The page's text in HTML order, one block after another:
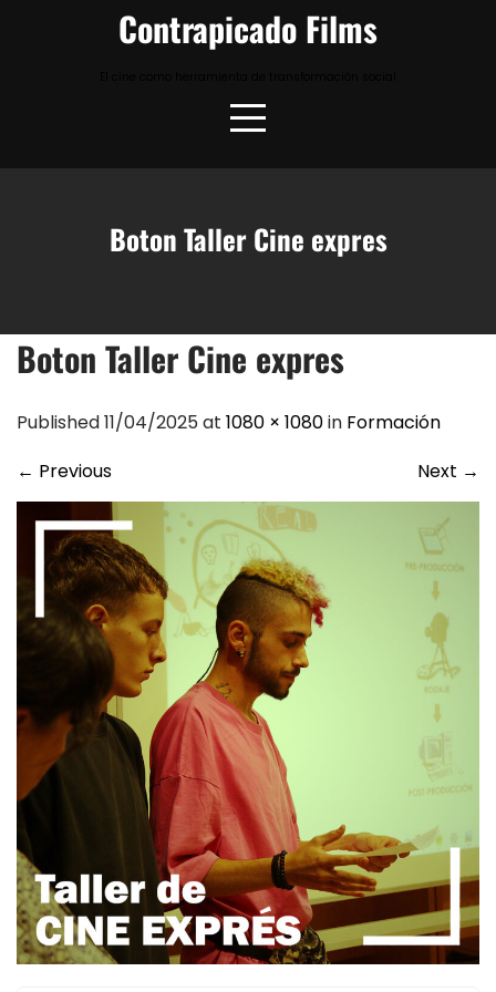
Contrapicado Films
Boton Taller Cine expres
Boton Taller Cine expres
Published 11/04/2025 at 1080 × 1080in Formación
← Previous Next →